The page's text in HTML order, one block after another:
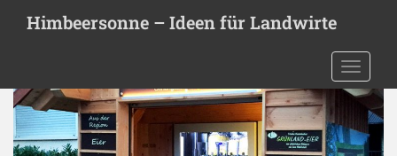
t
Himbeersonne – Ideen für Landwirte